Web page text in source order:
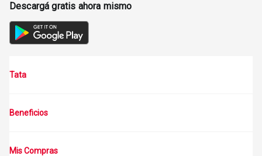
Descargá gratis ahora mismo
Tata
Beneficios
Mis Compras